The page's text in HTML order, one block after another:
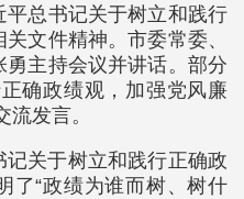
总书记关于树立和践行
文件精神。市委常委、
主持会议并讲话。部分
确政绩观，加强党风廉
发言。
关于树立和践行正确政
了“政绩为谁而树、树什